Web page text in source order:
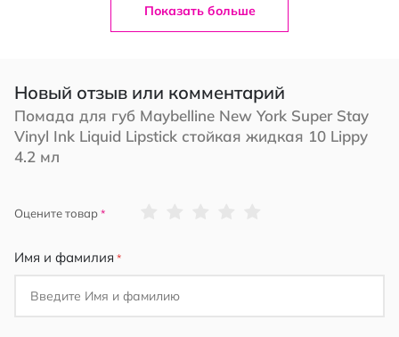
Показать больше
Новый отзыв или комментарий
Помада для губ Maybelline New York Super Stay
Vinyl Ink Liquid Lipstick стойкая жидкая 10 Lippy
4.2 мл
Оцените товар
Имя и фамилия